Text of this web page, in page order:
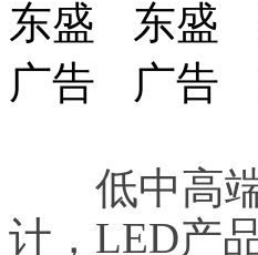
低中高端
计，LED产